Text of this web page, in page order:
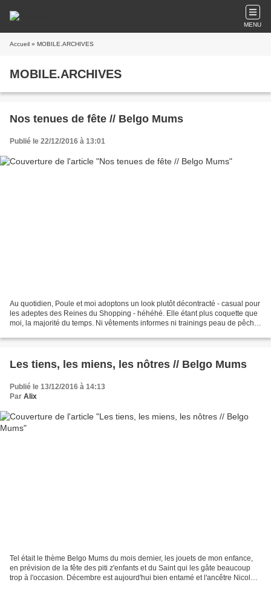
MENU
Accueil » MOBILE.ARCHIVES
MOBILE.ARCHIVES
Nos tenues de fête // Belgo Mums
Publié le 22/12/2016 à 13:01
Au quotidien, Poule et moi adoptons un look plutôt décontracté - casual pour
les adeptes des Reines du Shopping - héhéhé. Elle étant plus coquette que
moi, la majorité du temps. Ni vêtements informes ni trainings peau de pêche
Les tiens, les miens, les nôtres // Belgo Mums
Publié le 13/12/2016 à 14:13
Par Alix
Tel était le thème Belgo Mums du mois dernier, les jouets de mon enfance,
en prévision de la fête des piti z'enfants et du Saint qui les gâte beaucoup
trop à l'occasion. Décembre est aujourd'hui bien entamé et l'ancêtre Nicolas